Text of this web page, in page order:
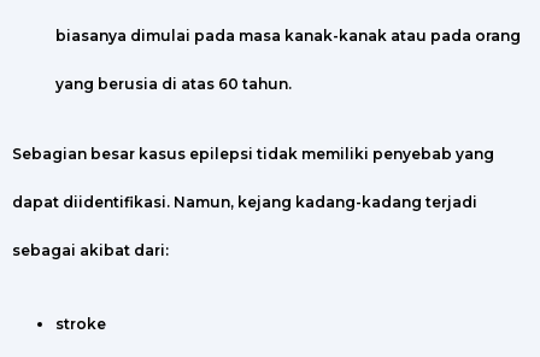
biasanya dimulai pada masa kanak-kanak atau pada orang
yang berusia di atas 60 tahun.
Sebagian besar kasus epilepsi tidak memiliki penyebab yang
dapat diidentifikasi. Namun, kejang kadang-kadang terjadi
sebagai akibat dari:
stroke